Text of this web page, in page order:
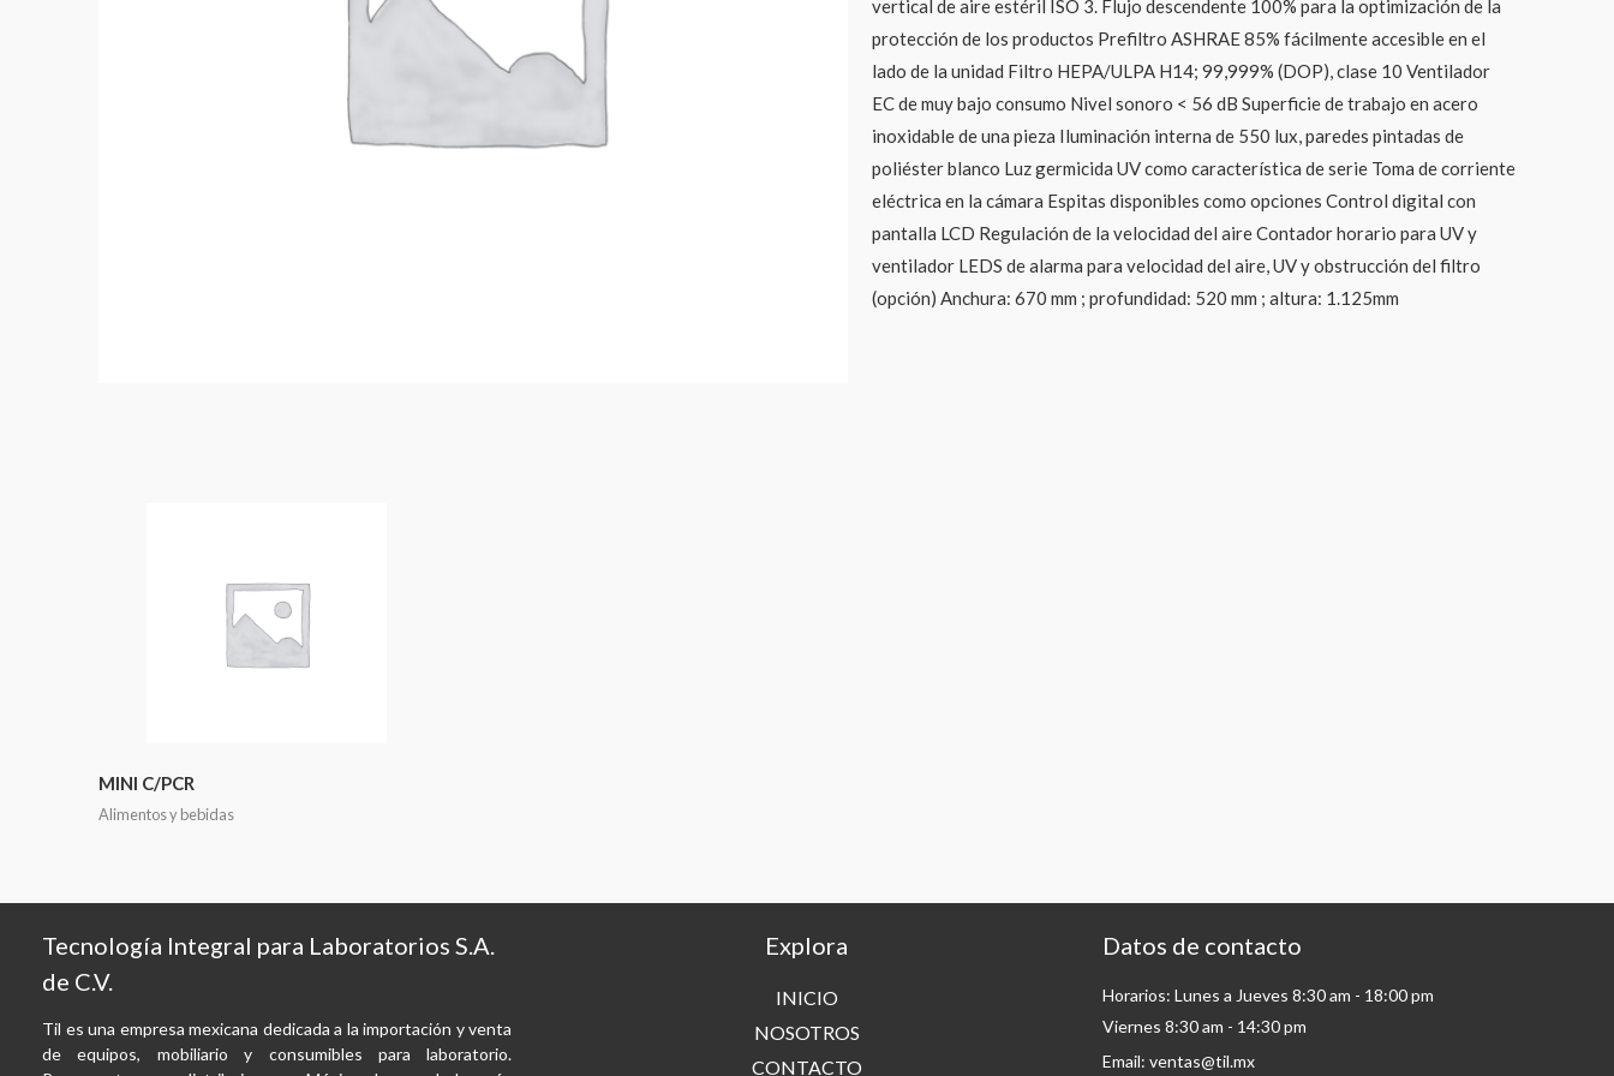
vertical de aire estéril ISO 3. Flujo descendente 100% para la optimización de la
protección de los productos Prefiltro ASHRAE 85% fácilmente accesible en el
lado de la unidad Filtro HEPA/ULPA H14; 99,999% (DOP), clase 10 Ventilador
EC de muy bajo consumo Nivel sonoro < 56 dB Superficie de trabajo en acero
inoxidable de una pieza Iluminación interna de 550 lux, paredes pintadas de
poliéster blanco Luz germicida UV como característica de serie Toma de corriente
eléctrica en la cámara Espitas disponibles como opciones Control digital con
pantalla LCD Regulación de la velocidad del aire Contador horario para UV y
ventilador LEDS de alarma para velocidad del aire, UV y obstrucción del filtro
(opción) Anchura: 670 mm ; profundidad: 520 mm ; altura: 1.125mm
MINI C/PCR
Alimentos y bebidas
Tecnología Integral para Laboratorios S.A.
de C.V.
Til es una empresa mexicana dedicada a la importación y venta
de equipos, mobiliario y consumibles para laboratorio.
Explora
INICIO
NOSOTROS
CONTACTO
Datos de contacto
Horarios: Lunes a Jueves 8:30 am - 18:00 pm
Viernes 8:30 am - 14:30 pm
Email: ventas@til.mx